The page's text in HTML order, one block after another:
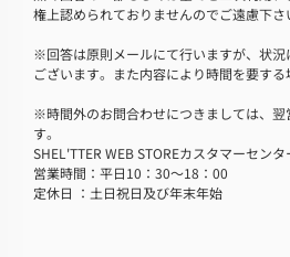
権上認められておりませんのでご遠慮下さ
※回答は原則メールにて行いますが、状
ございます。また内容により時間を要する
※時間外のお問合わせにつきましては、
す。
SHEL'TTER WEB STOREカスタマーセンタ
営業時間：平日10：30～18：00
定休日 ：土日祝日及び年末年始